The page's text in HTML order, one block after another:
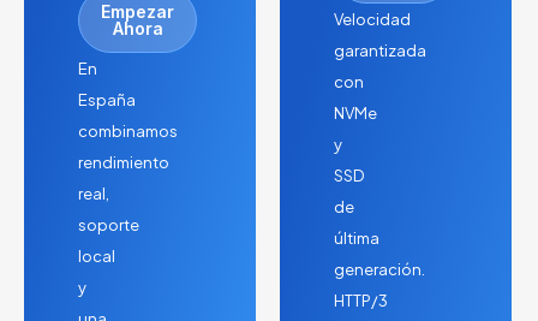
Empezar
Ahora
En
España
combinamos
rendimiento
real,
soporte
local
y
Velocidad
garantizada
con
NVMe
y
SSD
de
última
generación.
HTTP/3